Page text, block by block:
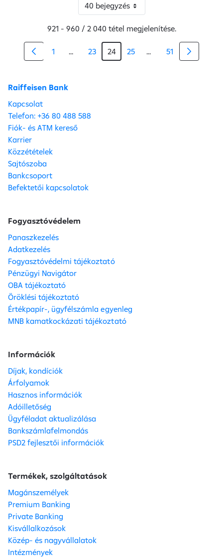
40 bejegyzés
921 - 960 / 2 040 tétel megjelenítése.
1 ...Köztes oldalak Navigáljon a TAB
23 24 25 ...Köztes oldalak
51
Raiffeisen Bank
Kapcsolat
Telefon: +36 80 488 588
Fiók- és ATM kereső
Karrier
Közzétételek
Sajtószoba
Bankcsoport
Befektetői kapcsolatok
Fogyasztóvédelem
Panaszkezelés
Adatkezelés
Fogyasztóvédelmi tájékoztató
Pénzügyi Navigátor
OBA tájékoztató
Öröklési tájékoztató
Értékpapír-, ügyfélszámla egyenleg
MNB kamatkockázati tájékoztató
Információk
Díjak, kondíciók
Árfolyamok
Hasznos információk
Adóilletőség
Ügyféladat aktualizálása
Bankszámlafelmondás
PSD2 fejlesztői információk
Termékek, szolgáltatások
Magánszemélyek
Premium Banking
Private Banking
Kisvállalkozások
Közép- és nagyvállalatok
Intézmények